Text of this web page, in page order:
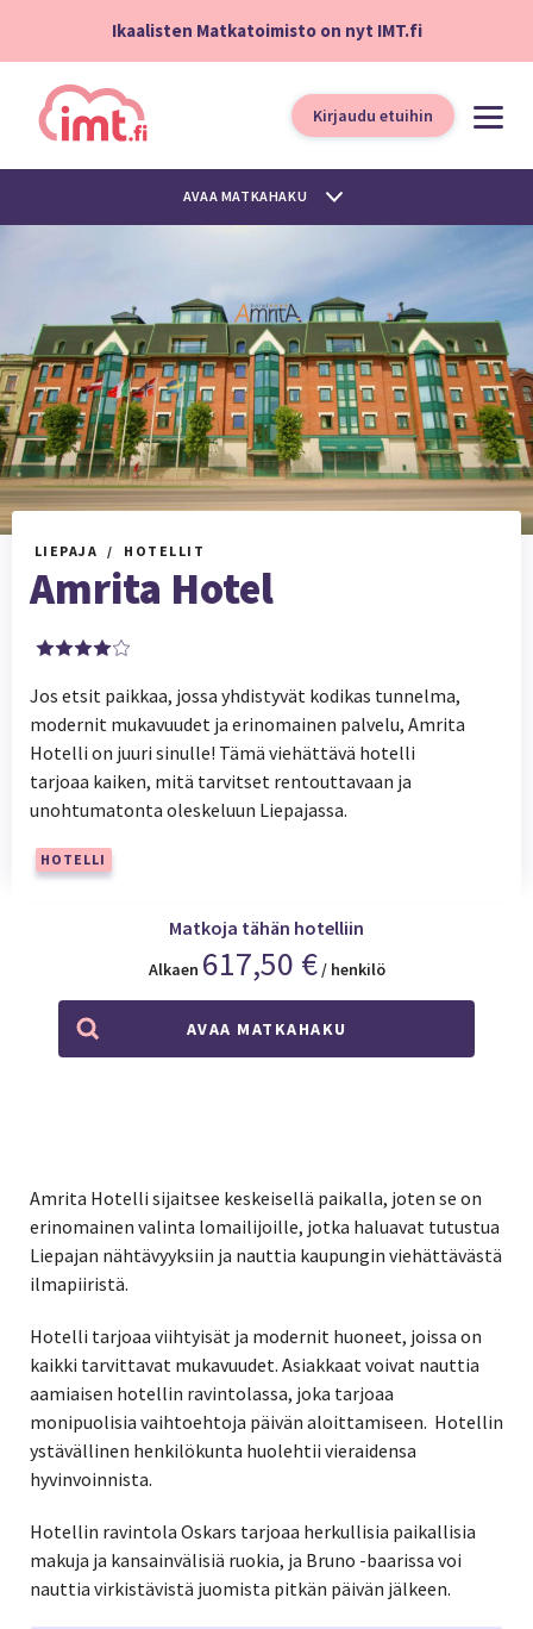
Ikaalisten Matkatoimisto on nyt IMT.fi
Kirjaudu etuihin
AVAA MATKAHAKU
LIEPAJA HOTELLIT
Amrita Hotel
Jos etsit paikkaa, jossa yhdistyvät kodikas tunnelma,
modernit mukavuudet ja erinomainen palvelu, Amrita
Hotelli on juuri sinulle! Tämä viehättävä hotelli
tarjoaa kaiken, mitä tarvitset rentouttavaan ja
unohtumatonta oleskeluun Liepajassa.
HOTELLI
Matkoja tähän hotelliin
Alkaen 617,50 €/ henkilö
AVAA MATKAHAKU
Amrita Hotelli sijaitsee keskeisellä paikalla, joten se on
erinomainen valinta lomailijoille, jotka haluavat tutustua
Liepajan nähtävyyksiin ja nauttia kaupungin viehättävästä
ilmapiiristä.
Hotelli tarjoaa viihtyisät ja modernit huoneet, joissa on
kaikki tarvittavat mukavuudet. Asiakkaat voivat nauttia
aamiaisen hotellin ravintolassa, joka tarjoaa
monipuolisia vaihtoehtoja päivän aloittamiseen. Hotellin
ystävällinen henkilökunta huolehtii vieraidensa
hyvinvoinnista.
Hotellin ravintola Oskars tarjoaa herkullisia paikallisia
makuja ja kansainvälisiä ruokia, ja Bruno -baarissa voi
nauttia virkistävistä juomista pitkän päivän jälkeen.